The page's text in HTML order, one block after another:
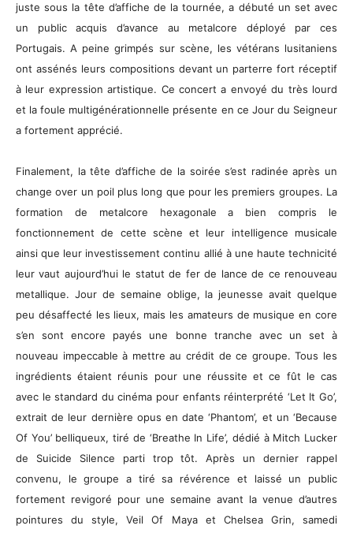
juste sous la tête d’affiche de la tournée, a débuté un set avec
un public acquis d’avance au metalcore déployé par ces
Portugais. A peine grimpés sur scène, les vétérans lusitaniens
ont assénés leurs compositions devant un parterre fort réceptif
à leur expression artistique. Ce concert a envoyé du très lourd
et la foule multigénérationnelle présente en ce Jour du Seigneur
a fortement apprécié.
Finalement, la tête d’affiche de la soirée s’est radinée après un
change over un poil plus long que pour les premiers groupes. La
formation de metalcore hexagonale a bien compris le
fonctionnement de cette scène et leur intelligence musicale
ainsi que leur investissement continu allié à une haute technicité
leur vaut aujourd’hui le statut de fer de lance de ce renouveau
metallique. Jour de semaine oblige, la jeunesse avait quelque
peu désaffecté les lieux, mais les amateurs de musique en core
s’en sont encore payés une bonne tranche avec un set à
nouveau impeccable à mettre au crédit de ce groupe. Tous les
ingrédients étaient réunis pour une réussite et ce fût le cas
avec le standard du cinéma pour enfants réinterprété ‘Let It Go’,
extrait de leur dernière opus en date ‘Phantom’, et un ‘Because
Of You’ belliqueux, tiré de ‘Breathe In Life’, dédié à Mitch Lucker
de Suicide Silence parti trop tôt. Après un dernier rappel
convenu, le groupe a tiré sa révérence et laissé un public
fortement revigoré pour une semaine avant la venue d’autres
pointures du style, Veil Of Maya et Chelsea Grin, samedi